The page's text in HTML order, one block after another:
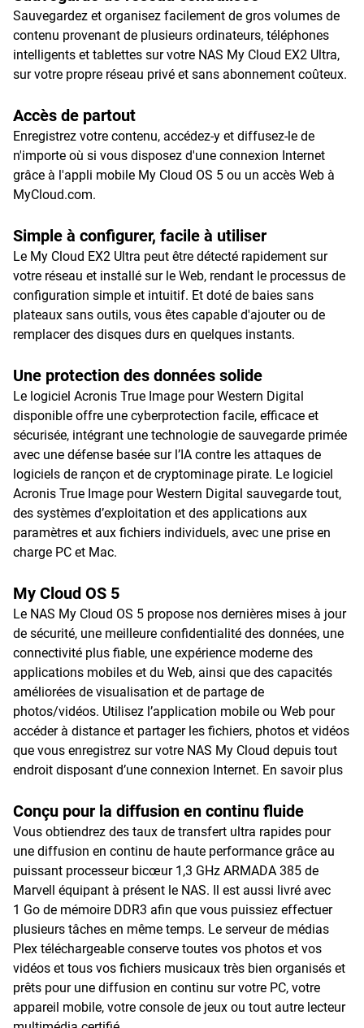
Sauvegardez et organisez facilement de gros volumes de
contenu provenant de plusieurs ordinateurs, téléphones
intelligents et tablettes sur votre NAS My Cloud EX2 Ultra,
sur votre propre réseau privé et sans abonnement coûteux.
Accès de partout
Enregistrez votre contenu, accédez-y et diffusez-le de
n'importe où si vous disposez d'une connexion Internet
grâce à l'appli mobile My Cloud OS 5 ou un accès Web à
MyCloud.com.
Simple à configurer, facile à utiliser
Le My Cloud EX2 Ultra peut être détecté rapidement sur
votre réseau et installé sur le Web, rendant le processus de
configuration simple et intuitif. Et doté de baies sans
plateaux sans outils, vous êtes capable d'ajouter ou de
remplacer des disques durs en quelques instants.
Une protection des données solide
Le logiciel Acronis True Image pour Western Digital
disponible offre une cyberprotection facile, efficace et
sécurisée, intégrant une technologie de sauvegarde primée
avec une défense basée sur l’IA contre les attaques de
logiciels de rançon et de cryptominage pirate. Le logiciel
Acronis True Image pour Western Digital sauvegarde tout,
des systèmes d’exploitation et des applications aux
paramètres et aux fichiers individuels, avec une prise en
charge PC et Mac.
My Cloud OS 5
Le NAS My Cloud OS 5 propose nos dernières mises à jour
de sécurité, une meilleure confidentialité des données, une
connectivité plus fiable, une expérience moderne des
applications mobiles et du Web, ainsi que des capacités
améliorées de visualisation et de partage de
photos/vidéos. Utilisez l’application mobile ou Web pour
accéder à distance et partager les fichiers, photos et vidéos
que vous enregistrez sur votre NAS My Cloud depuis tout
endroit disposant d’une connexion Internet. En savoir plus
Conçu pour la diffusion en continu fluide
Vous obtiendrez des taux de transfert ultra rapides pour
une diffusion en continu de haute performance grâce au
puissant processeur bicœur 1,3 GHz ARMADA 385 de
Marvell équipant à présent le NAS. Il est aussi livré avec
1 Go de mémoire DDR3 afin que vous puissiez effectuer
plusieurs tâches en même temps. Le serveur de médias
Plex téléchargeable conserve toutes vos photos et vos
vidéos et tous vos fichiers musicaux très bien organisés et
prêts pour une diffusion en continu sur votre PC, votre
appareil mobile, votre console de jeux ou tout autre lecteur